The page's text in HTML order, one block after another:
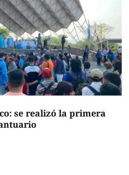
se realizó la primera